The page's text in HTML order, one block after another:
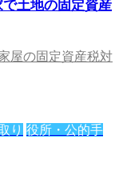
土地の固定資産
屋の固定資産税対
り 役所・公的手